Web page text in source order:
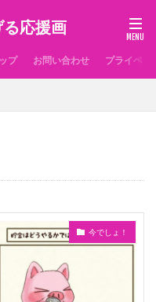
る応援画
プ お問い合わせ プライベー
今でしょ！